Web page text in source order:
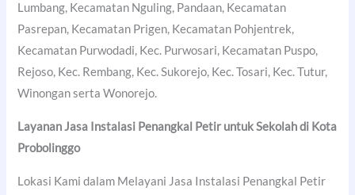
Lumbang, Kecamatan Nguling, Pandaan, Kecamatan
Pasrepan, Kecamatan Prigen, Kecamatan Pohjentrek,
Kecamatan Purwodadi, Kec. Purwosari, Kecamatan Puspo,
Rejoso, Kec. Rembang, Kec. Sukorejo, Kec. Tosari, Kec. Tutur,
Winongan serta Wonorejo.
Layanan Jasa Instalasi Penangkal Petir untuk Sekolah di Kota
Probolinggo
Lokasi Kami dalam Melayani Jasa Instalasi Penangkal Petir